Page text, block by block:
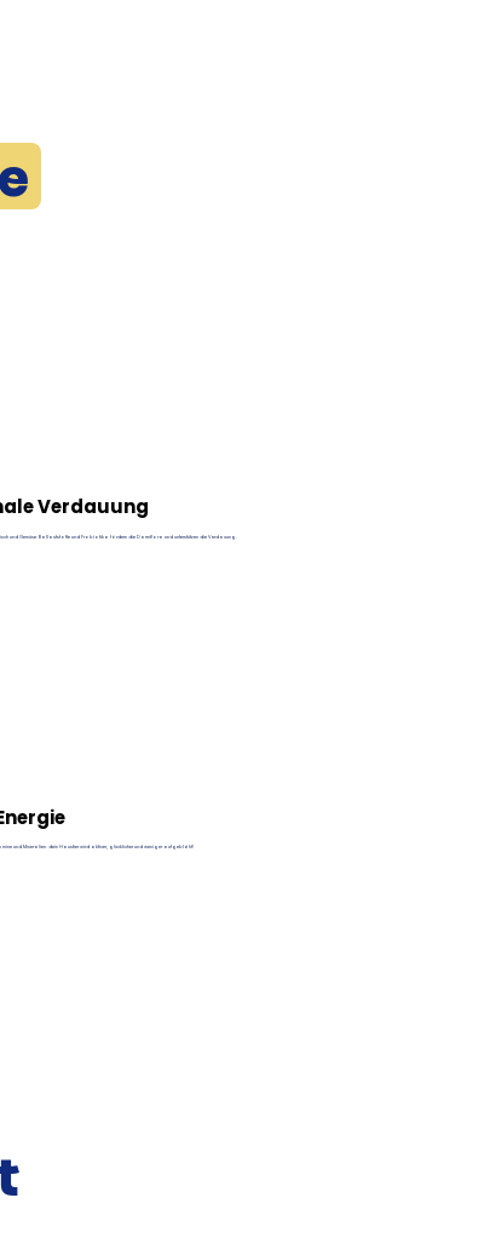
Verdauung
und Gemüse. Ballaststoffe und Probiotika fördern die Darmflora und unterstützen die Verdauung.
und Mineralien. dein Haustier wird aktiver, glücklicher und weniger aufgebläht!